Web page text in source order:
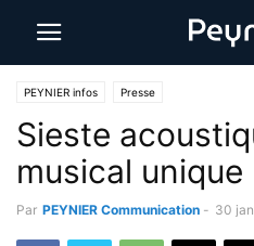
PEYNIER infos Presse
Sieste
musical unique
Par PEYNIER Communication - 30